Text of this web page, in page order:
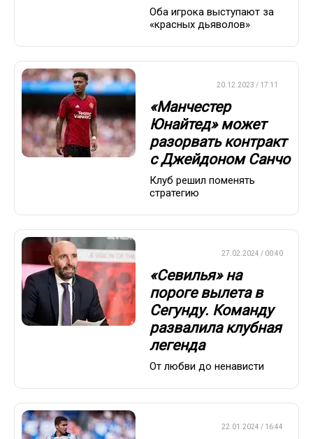
Оба игрока выступают за
«красных дьяволов»
20.12.2023 / 17:11
«Манчестер
Юнайтед» может
разорвать контракт
с Джейдоном Санчо
Клуб решил поменять
стратегию
27.02.2024 / 00:40
«Севилья» на
пороге вылета в
Сегунду. Команду
развалила клубная
легенда
От любви до ненависти
22.01.2024 / 16:44